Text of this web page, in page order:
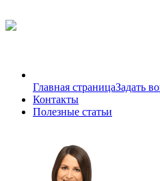
Главная страницаЗадать
Контакты
Полезные статьи